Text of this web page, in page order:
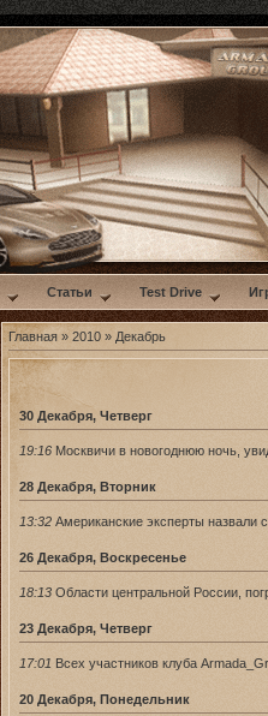
Статьи Test Drive
Главная » 2010 » Декабрь
30 Декабря, Четверг
19:16 Москвичи в новогоднюю ночь,
28 Декабря, Вторник
13:32 Американские эксперты назвали
26 Декабря, Воскресенье
18:13 Области центральной России,
23 Декабря, Четверг
17:01 Всех участников клуба
20 Декабря, Понедельник